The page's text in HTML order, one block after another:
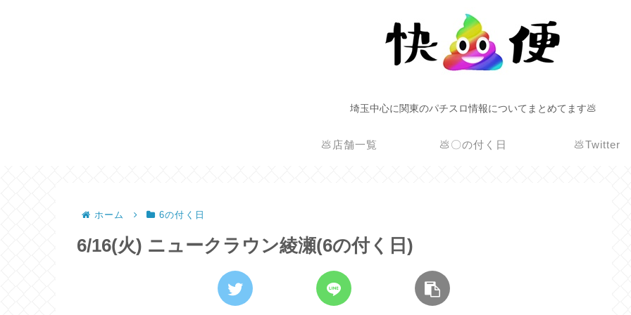
埼玉中心に関東のパチスロ情報についてまとめてます💩
💩店舗一覧 💩〇の付く日 💩Twitter
ホーム 6の付く日
6/16(火) ニュークラウン綾瀬(6の付く日)